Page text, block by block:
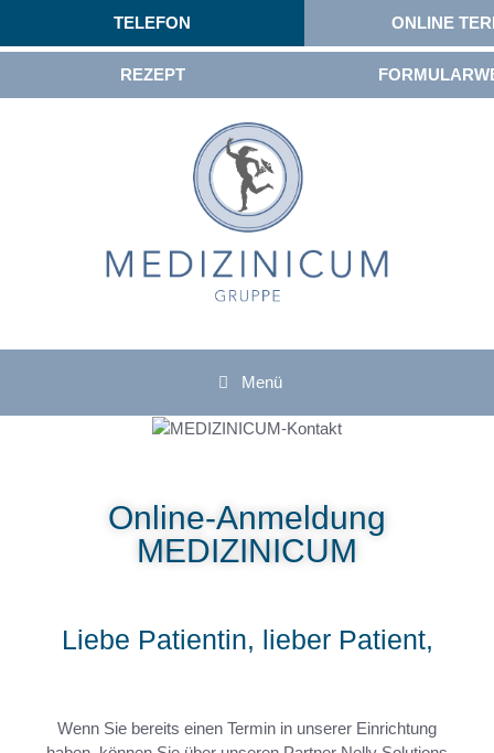
Menü
Online-Anmeldung
MEDIZINICUM
Liebe Patientin, lieber Patient,
Wenn Sie bereits einen Termin in unserer Einrichtung
TELEFON ONLINE
REZEPT